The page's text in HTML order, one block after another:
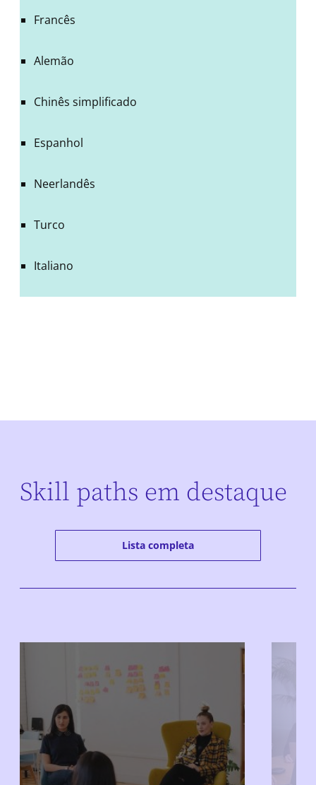
Francês
Alemão
Chinês simplificado
Espanhol
Neerlandês
Turco
Italiano
Skill paths em destaque
Lista completa